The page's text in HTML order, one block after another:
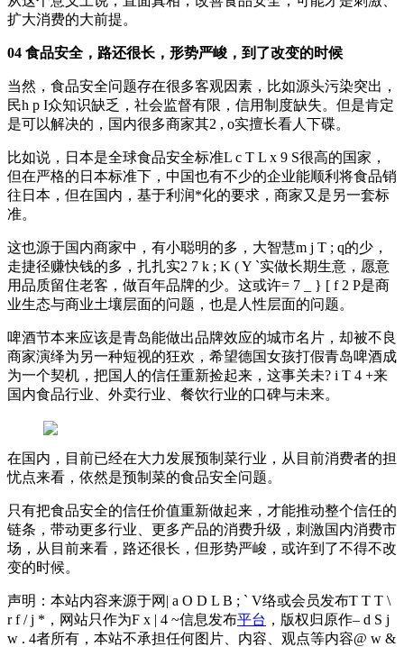
扩大消费的大前提。
04 食品安全，路还很长，形势严峻，到了改变的时候
当然，食品安全问题存在很多客观因素，比如源头污染突出，
民h p I众知识缺乏，社会监督有限，信用制度缺失。但是肯定
是可以解决的，国内很多商家其2 , o实擅长看人下碟。
比如说，日本是全球食品安全标准L c T L x 9 S很高的国家，
但在严格的日本标准下，中国也有不少的企业能顺利将食品销
往日本，但在国内，基于利润*化的要求，商家又是另一套标
准。
这也源于国内商家中，有小聪明的多，大智慧m j T ; q的少，
走捷径赚快钱的多，扎扎实2 7 k ; K ( Y `实做长期生意，愿意
用品质留住老客，做百年品牌的少。这或许= 7 _ } [ f 2 P是商
业生态与商业土壤层面的问题，也是人性层面的问题。
啤酒节本来应该是青岛能做出品牌效应的城市名片，却被不良
商家演绎为另一种短视的狂欢，希望德国女孩打假青岛啤酒成
为一个契机，把国人的信任重新捡起来，这事关未? i T 4 +来
国内食品行业、外卖行业、餐饮行业的口碑与未来。
在国内，目前已经在大力发展预制菜行业，从目前消费者的担
忧点来看，依然是预制菜的食品安全问题。
只有把食品安全的信任价值重新做起来，才能推动整个信任的
链条，带动更多行业、更多产品的消费升级，刺激国内消费市
场，从目前来看，路还很长，但形势严峻，或许到了不得不改
变的时候。
声明：本站内容来源于网 | a O D L B ; ` V络或会员发布T T T \
r f / j * ，网站只作为F x | 4 ~信息发布平台 ，版权归原作– d S j
w . 4者所有，本站不承担任何图片、内容、观点等内容@ w &